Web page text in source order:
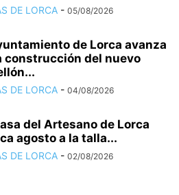
DE LORCA - 05/08/2026
de Lorca avanza
construcción del nuevo
DE LORCA - 04/08/2026
del Artesano de Lorca
agosto a la talla...
DE LORCA - 02/08/2026